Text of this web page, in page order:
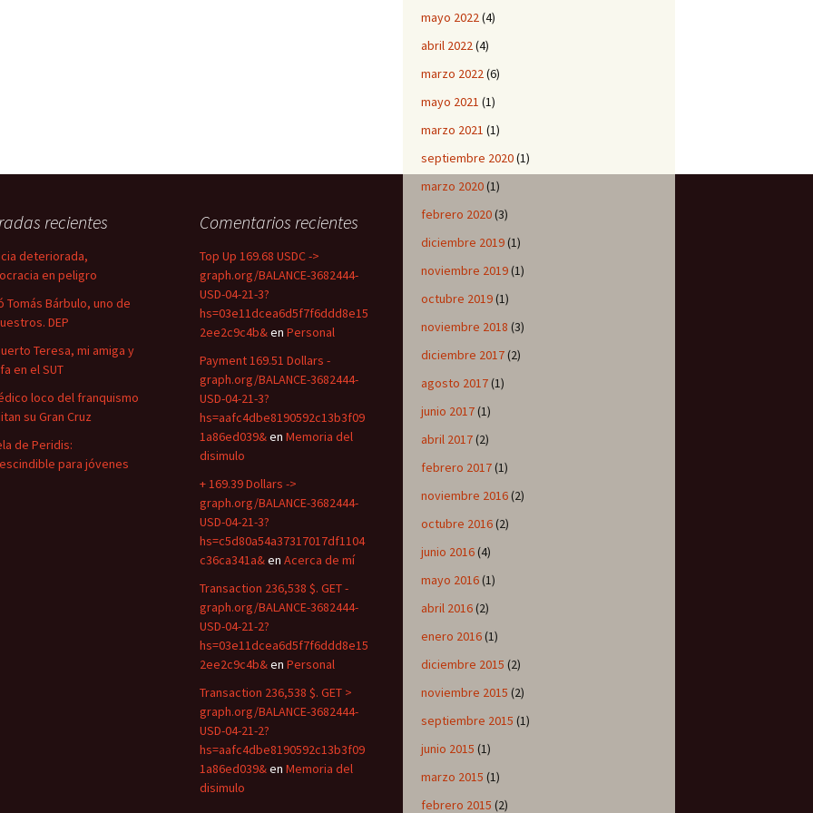
mayo 2022(4)
abril 2022(4)
marzo 2022(6)
mayo 2021 (1)
marzo 2021 (1)
septiembre 2020(1)
marzo 2020(1)
febrero 2020(3)
diciembre 2019(1)
noviembre 2019(1)
octubre 2019(1)
noviembre 2018 (3)
diciembre 2017(2)
agosto 2017(1)
junio 2017(1)
abril 2017(2)
febrero 2017(1)
noviembre 2016(2)
octubre 2016(2)
junio 2016(4)
mayo 2016(1)
abril 2016(2)
enero 2016(1)
diciembre 2015 (2)
noviembre 2015 (2)
septiembre 2015 (1)
junio 2015 (1)
marzo 2015 (1)
febrero 2015 (2)
recientes
deteriorada,
en peligro
Tomás Bárbulo, uno de
DEP
Teresa, mi amiga y
en el SUT
loco del franquismo
su Gran Cruz
de Peridis:
para jóvenes
Comentarios recientes
Top Up 169.68 USDC ->
graph.org/BALANCE-3682444-
USD-04-21-3?
hs=03e11dcea6d5f7f6ddd8e15
2ee2c9c4b&en Personal
Payment 169.51 Dollars -
graph.org/BALANCE-3682444-
USD-04-21-3?
hs=aafc4dbe8190592c13b3f09
1a86ed039&en Memoria del
disimulo
+ 169.39 Dollars ->
graph.org/BALANCE-3682444-
USD-04-21-3?
hs=c5d80a54a37317017df1104
c36ca341a&en Acerca de mí
Transaction 236,538 $. GET -
graph.org/BALANCE-3682444-
USD-04-21-2?
hs=03e11dcea6d5f7f6ddd8e15
2ee2c9c4b&en Personal
Transaction 236,538 $. GET >
graph.org/BALANCE-3682444-
USD-04-21-2?
hs=aafc4dbe8190592c13b3f09
1a86ed039&en Memoria del
disimulo